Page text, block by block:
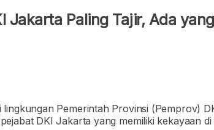
Jakarta Paling Tajir, Ada
Pemerintah Provinsi (Pemprov)
DKI Jakarta yang memiliki kekayaan di